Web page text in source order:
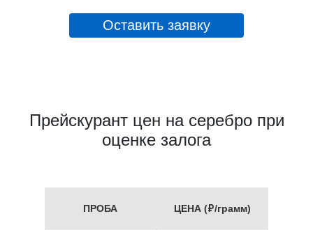
Оставить заявку
Прейскурант цен на серебро при
оценке залога
ПРОБА ЦЕНА (₽/грамм)